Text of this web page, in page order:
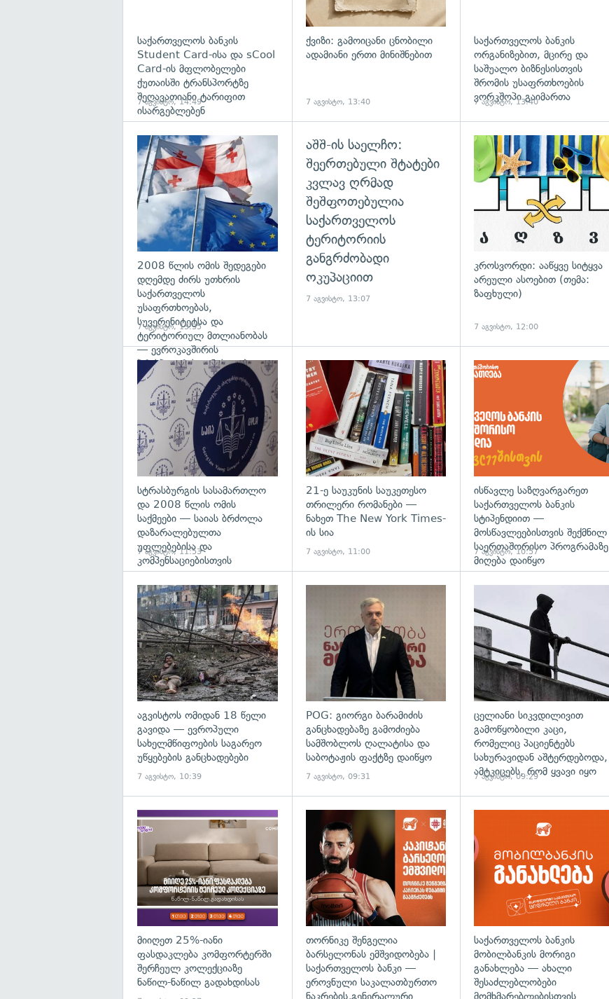
საქართველოს ბანკის
Student Card-ისა და sCool
Card-ის მფლობელები
ქუთაისში ტრანსპორტზე
შეღავათიანი ტარიფით
ისარგებლებენ
7 აგვისტო, 14:49
ქვიზი: გამოიცანი ცნობილი
ადამიანი ერთი მინიშნებით
7 აგვისტო, 13:40
საქართველოს ბანკის
ორგანიზებით, მცირე და
საშუალო ბიზნესისთვის
შრომის უსაფრთხოების
ვორკშოპი გაიმართა
7 აგვისტო, 13:40
გადახედვა
2008 წლის ომის შედეგები
დღემდე ძირს უთხრის
საქართველოს
უსაფრთხოებას,
სუვერენიტეტსა და
ტერიტორიულ მთლიანობას
— ევროკავშირის
პრესპიკერის განცხადება
7 აგვისტო, 13:35
აშშ-ის საელჩო:
შეერთებული შტატები
კვლავ ღრმად
შეშფოთებულია
საქართველოს
ტერიტორიის
განგრძობადი
ოკუპაციით
7 აგვისტო, 13:07
კროსვორდი: ააწყვე სიტყვა
არეული ასოებით (თემა:
ზაფხული)
7 აგვისტო, 12:00
გადახედვა
სტრასბურგის სასამართლო
და 2008 წლის ომის
საქმეები — საიას ბრძოლა
დაზარალებულთა
უფლებებისა და
კომპენსაციებისთვის
7 აგვისტო, 11:53
გადახედვა
21-ე საუკუნის საუკეთესო
თრილერი რომანები —
ნახეთ The New York Times-
ის სია
7 აგვისტო, 11:00
ისწავლე საზღვარგარეთ
საქართველოს ბანკის
სტიპენდიით —
მოსწავლეებისთვის შექმნილ
საერთაშორისო პროგრამაზე
მიღება დაიწყო
7 აგვისტო, 10:57
აგვისტოს ომიდან 18 წელი
გავიდა — ევროპული
სახელმწიფოების საგარეო
უწყებების განცხადებები
7 აგვისტო, 10:39
POG: გიორგი ბარამიძის
განცხადებაზე გამოძიება
სამშობლოს ღალატისა და
საბოტაჟის ფაქტზე დაიწყო
7 აგვისტო, 09:31
ცელიანი სიკვდილივით
გამოწყობილი კაცი,
რომელიც პაციენტებს
სახურავიდან აშტერდებოდა,
ამტკიცებს, რომ ყვავი იყო
7 აგვისტო, 09:29
მიიღეთ 25%-იანი
ფასდაკლება კომფორტერში
შერჩეულ კოლექციაზე
ნაწილ-ნაწილ გადახდისას
თორნიკე შენგელია
ბარსელონას ემშვიდობება |
საქართველოს ბანკი —
ეროვნული საკალათბურთო
საქართველოს ბანკის
მობილბანკის მორიგი
განახლება — ახალი
შესაძლებლობები